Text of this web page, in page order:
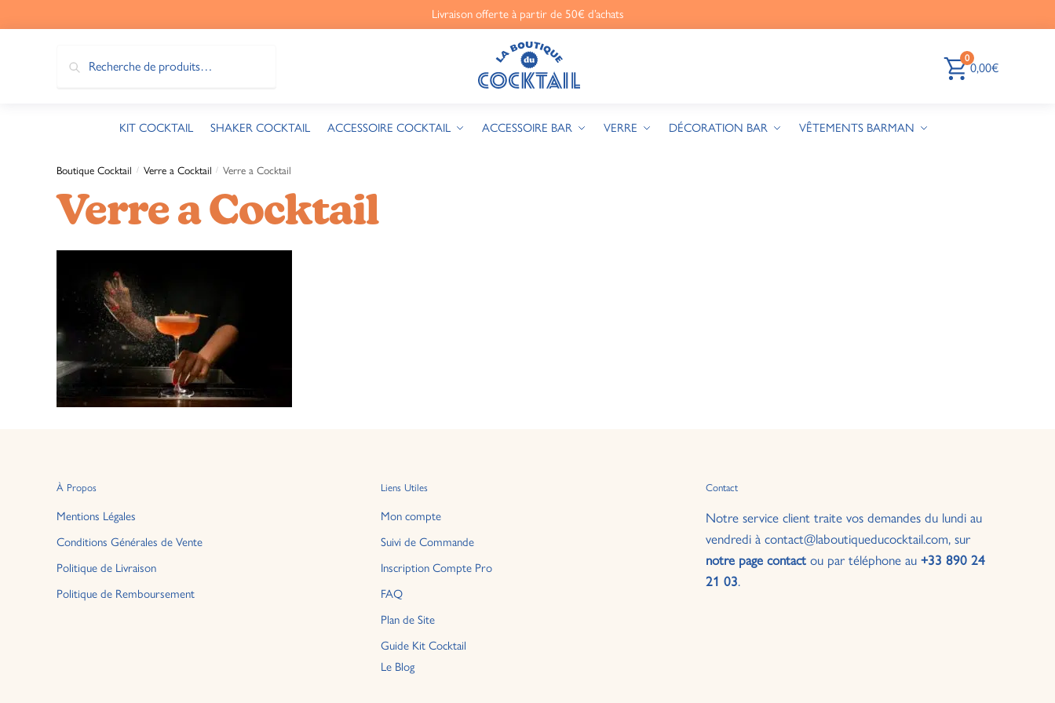
Livraison offerte à partir de 50€ d’achats
0
0,00€
KIT COCKTAIL SHAKER COCKTAIL ACCESSOIRE COCKTAIL ACCESSOIRE BAR VERRE DÉCORATION BAR VÊTEMENTS BARMAN
Boutique Cocktail / Verre a Cocktail / Verre a Cocktail
Verre a Cocktail
À Propos
Mentions Légales
Conditions Générales de Vente
Politique de Livraison
Politique de Remboursement
Liens Utiles
Mon compte
Suivi de Commande
Inscription Compte Pro
FAQ
Plan de Site
Guide Kit Cocktail
Le Blog
Contact
Notre service client traite vos demandes du lundi au
vendredi à contact@laboutiqueducocktail.com, sur
notre page contactou par téléphone au +33 890 24
21 03.